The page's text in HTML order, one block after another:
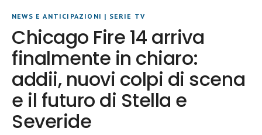
NEWS E ANTICIPAZIONI | SERIE TV
Chicago Fire 14 arriva
finalmente in chiaro:
addii, nuovi colpi di scena
e il futuro di Stella e
Severide